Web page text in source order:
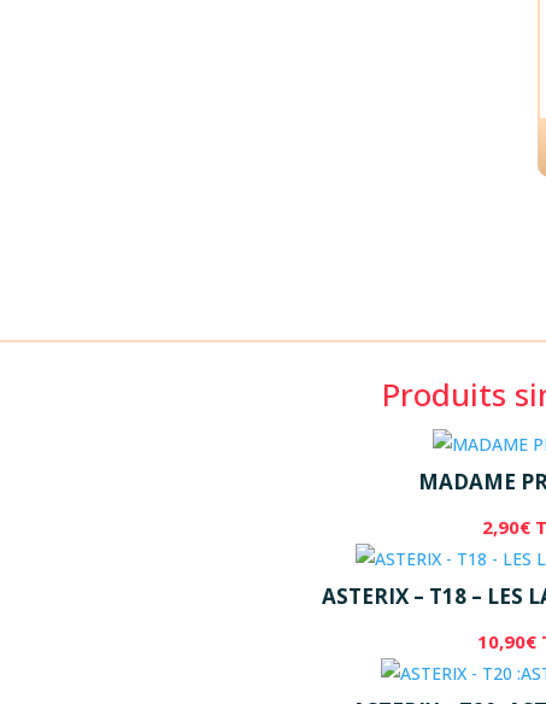
Produits
MADAME
2,90€
ASTERIX – T18 – LES
10,90€